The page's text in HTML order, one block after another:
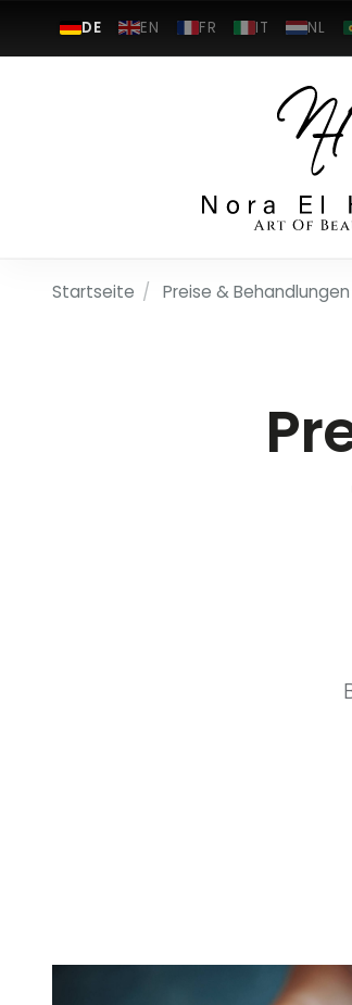
DE EN FR IT NL
Startseite / Preise & Behandlungen